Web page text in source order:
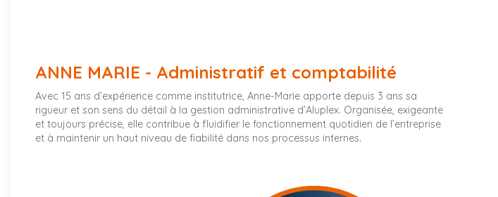
ANNE MARIE - Administratif et comptabilité
Avec 15 ans d’expérience comme institutrice, Anne-Marie apporte depuis 3 ans sa
rigueur et son sens du détail à la gestion administrative d’Aluplex. Organisée, exigeante
et toujours précise, elle contribue à fluidifier le fonctionnement quotidien de l’entreprise
et à maintenir un haut niveau de fiabilité dans nos processus internes.